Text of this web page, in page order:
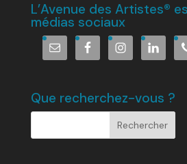
L’Avenue des Artistes®
médias sociaux
Que recherchez-vous ?